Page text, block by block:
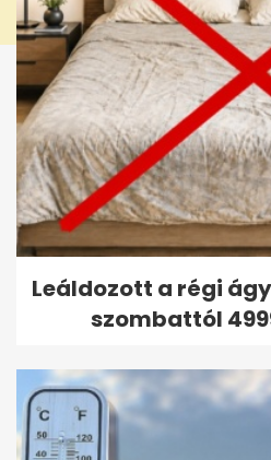
Leáldozott a régi
szombattól